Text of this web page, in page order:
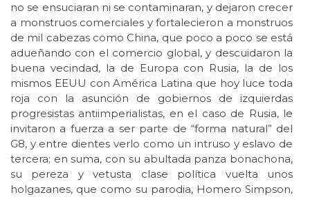
no se ensuciaran ni se contaminaran, y dejaron crecer
a monstruos comerciales y fortalecieron a monstruos
de mil cabezas como China, que poco a poco se está
adueñando con el comercio global, y descuidaron la
buena vecindad, la de Europa con Rusia, la de los
mismos EEUU con América Latina que hoy luce toda
roja con la asunción de gobiernos de izquierdas
progresistas antiimperialistas, en el caso de Rusia, le
invitaron a fuerza a ser parte de “forma natural” del
G8, y entre dientes verlo como un intruso y eslavo de
tercera; en suma, con su abultada panza bonachona,
su pereza y vetusta clase política vuelta unos
holgazanes, que como su parodia, Homero Simpson,